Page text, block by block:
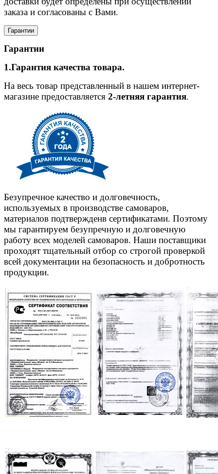
заказа и согласованы с Вами.
Гарантии
Гарантии
1.Гарантия качества товара.
На весь товар представленный в нашем интернет-
магазине предоставляется 2-летняя гарантия.
Безупречное качество и долговечность,
используемых в производстве самоваров,
материалов подтвержденв сертификатами. Поэтому
мы гарантируем безупречную и долговечную
работу всех моделей самоваров. Наши поставщики
проходят тщательный отбор со строгой проверкой
всей документации на безопасность и добротность
продукции.